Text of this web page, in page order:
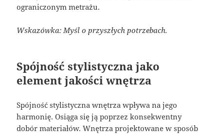
ograniczonym metrażu.
Wskazówka: Myśl o przyszłych potrzebach.
Spójność stylistyczna jako
element jakości wnętrza
Spójność stylistyczna wnętrza wpływa na jego
harmonię. Osiąga się ją poprzez konsekwentny
dobór materiałów. Wnętrza projektowane w sposób